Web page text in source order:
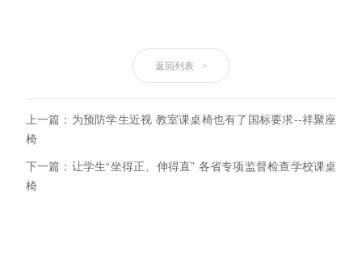
返回列表 >
上一篇：为预防学生近视 教室课桌椅也有了国标要求--祥聚座
椅
下一篇：让学生“坐得正、伸得直” 各省专项监督检查学校课桌
椅